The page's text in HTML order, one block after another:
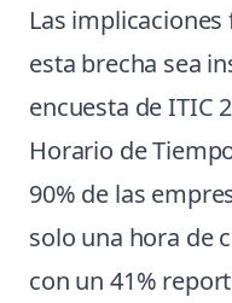
Las
esta brecha sea
encuesta de ITIC
Horario de
90% de las
solo una hora de
con un 41%